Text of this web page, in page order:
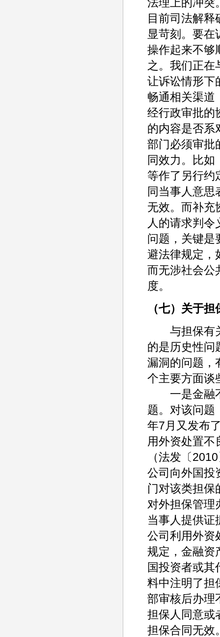
目前司法解释
显苛刻。要在
操作起来不够
之。我们正在
让诉讼情形下
畅通相关渠道
经行政审批的
的内容是否系
部门必须审批
同效力。比如
等作了另行约
同当事人意思
无效。而补充
人的请求判
问题，关键是
避法律规定，
而无涉社会公
度。
（七）关于
与担保有关
的是历史性问
漏洞的问题，
个主要方面谈
一是金融不
题。对该问题
年7月又发布
用外资处置不
（法发〔
公司向外国投
门对该类担保
对外担保管理
当事人提供证
公司利用外资
规定，金融资
国投资者或其
料中注明了担
部审核后办理
担保人同意或
担保合同无效